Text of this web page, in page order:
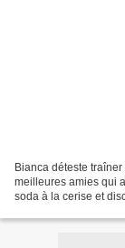
Bianca déteste
meilleures amies qui
soda à la cerise et